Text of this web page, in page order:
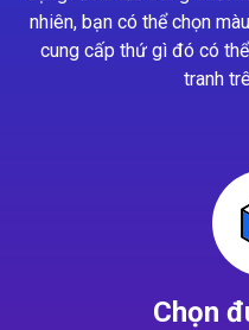
nhiên, bạn có thể chọn
cung cấp thứ gì đó có
tranh
Chọn